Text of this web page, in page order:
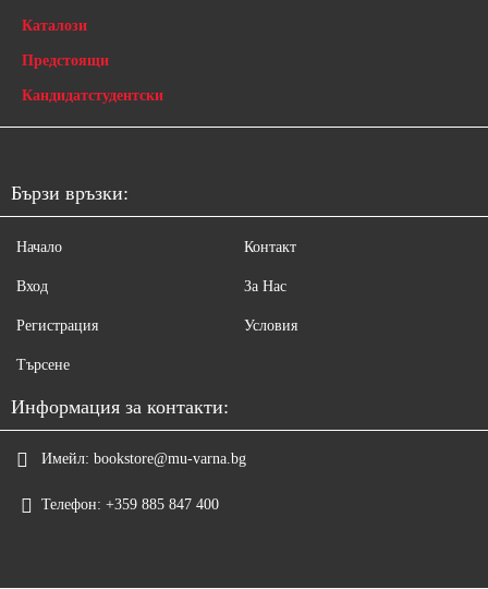
Каталози
Предстоящи
Кандидатстудентски
Бързи връзки:
Начало
Вход
Регистрация
Търсене
Контакт
За Нас
Условия
Информация за контакти:
Имейл: bookstore@mu-varna.bg
Телефон: +359 885 847 400